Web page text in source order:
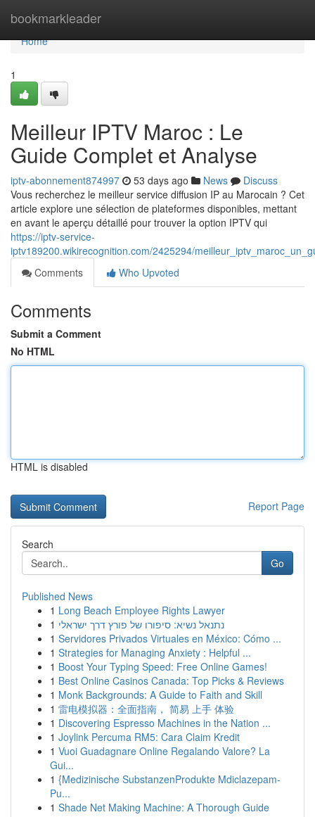
bookmarkleader
Home
Home
1
Meilleur IPTV Maroc : Le
Guide Complet et Analyse
iptv-abonnement874997 53 days ago News
Discuss
Vous recherchez le meilleur service diffusion IP au Marocain ? Cet
article explore une sélection de plateformes disponibles, mettant
en avant le aperçu détaillé pour trouver la option IPTV qui
https://iptv-service-
iptv189200.wikirecognition.com/2425294/
Comments
Who Upvoted
Comments
Submit a Comment
No HTML
HTML is disabled
Report Page
Search
Go
Published News
1 Long Beach Employee Rights Lawyer
1 נתנאל נשיא: סיפורו של פורץ דרך ישראלי
1 Servidores Privados Virtuales en México: Cómo ...
1 Strategies for Managing Anxiety : Helpful ...
1 Boost Your Typing Speed: Free Online Games!
1 Best Online Casinos Canada: Top Picks & Reviews
1 Monk Backgrounds: A Guide to Faith and Skill
1 雷电模拟器：全面指南， 简易 上手 体验
1 Discovering Espresso Machines in the Nation ...
1 Joylink Percuma RM5: Cara Claim Kredit
1 Vuoi Guadagnare Online Regalando Valore? La
Gui...
1 {Medizinische SubstanzenProdukte Mdiclazepam-
Pu...
1 Shade Net Making Machine: A Thorough Guide